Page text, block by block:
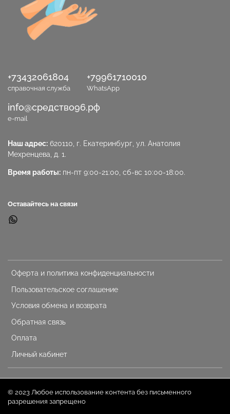
Оферта и политика конфиденциальности
Пользовательское соглашение
Условия обмена и возврата
Обратная связь
Оплата
Личный кабинет
+73432061804
справочная служба
+79961710010
WhatsApp
info@средство96.рф
e-mail
Наш адрес: 620110, г. Екатеринбург, ул. Анатолия
Мехренцева, д. 1.
Время работы: пн-пт 9:00-21:00, сб-вс 10:00-18:00.
Оставайтесь на связи
© 2023 Любое использование контента без письменного
разрешения запрещено